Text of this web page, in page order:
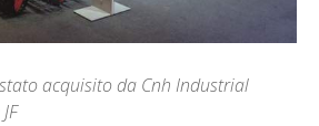
acquisito da Cnh Industrial